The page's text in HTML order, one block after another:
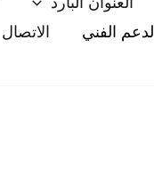
الدعم الفني الاتصال